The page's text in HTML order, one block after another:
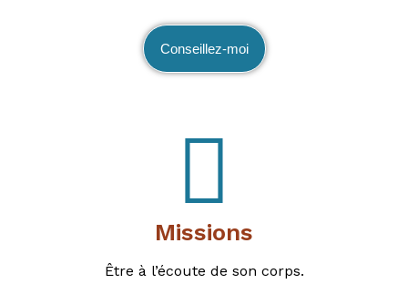
Conseillez-moi
Missions
Être à l’écoute de son corps.